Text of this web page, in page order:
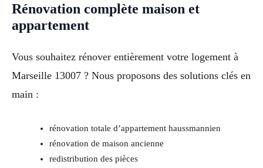
Rénovation complète maison et
appartement
Vous souhaitez rénover entièrement votre logement à
Marseille 13007 ? Nous proposons des solutions clés en
main :
rénovation totale d’appartement haussmannien
rénovation de maison ancienne
redistribution des pièces